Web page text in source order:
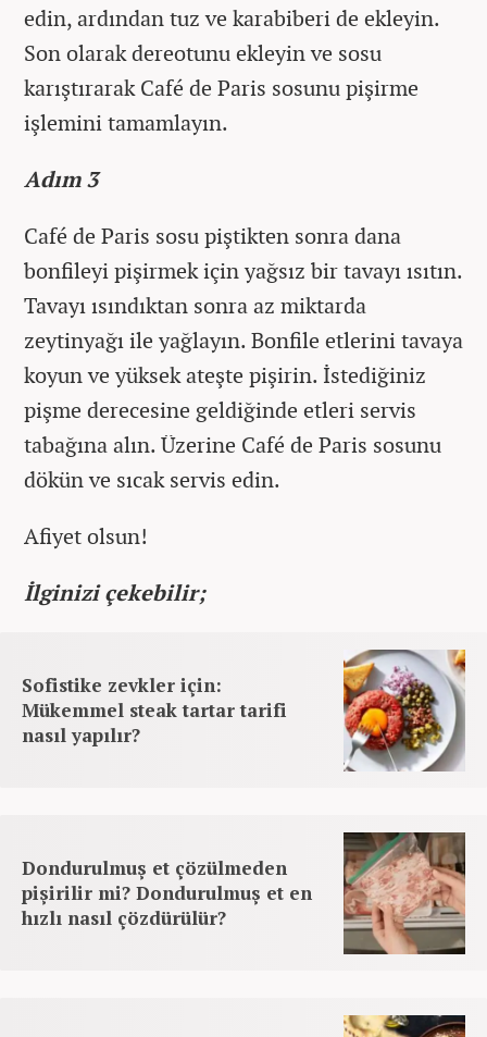
edin, ardından tuz ve karabiberi de ekleyin.
Son olarak dereotunu ekleyin ve sosu
karıştırarak Café de Paris sosunu pişirme
işlemini tamamlayın.
Adım 3
Café de Paris sosu piştikten sonra dana
bonfileyi pişirmek için yağsız bir tavayı ısıtın.
Tavayı ısındıktan sonra az miktarda
zeytinyağı ile yağlayın. Bonfile etlerini tavaya
koyun ve yüksek ateşte pişirin. İstediğiniz
pişme derecesine geldiğinde etleri servis
tabağına alın. Üzerine Café de Paris sosunu
dökün ve sıcak servis edin.
Afiyet olsun!
İlginizi çekebilir;
Sofistike zevkler için:
Mükemmel steak tartar tarifi
nasıl yapılır?
Dondurulmuş et çözülmeden
pişirilir mi? Dondurulmuş et en
hızlı nasıl çözdürülür?